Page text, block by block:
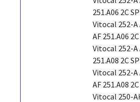
251.A06 2C SP
Vitocal 252-A
AF 251.A06
Vitocal 252-A
251.A08 2C SP
Vitocal 252-A
AF 251.A08
Vitocal 250-